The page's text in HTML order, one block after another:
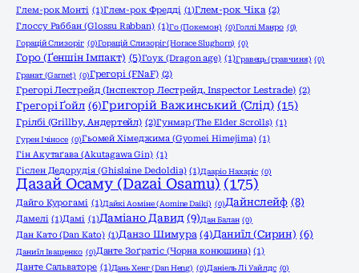
Глем-рок Монті (1)Глем-рок Фредді (1)Глем-рок Чіка (2)
Глоссу Раббан (Glossu Rabban) (1)Го (Покемон) (0)Голлі Манро (0)
Горацій Слизоріг (0)Горацій Слизоріг (Horace Slughorn) (0)
Горо (Ґеншін Імпакт) (5)Гоук (Dragon age) (1)Гравець (гравчиня) (0)
Гранат (Garnet) (0)Грегорі (FNaF) (2)
Грегорі Лестрейд (Інспектор Лестрейд, Inspector Lestrade) (2)
Грегорі Ґойл (6)Григорій Важинський (Слід) (15)
Грілбі (Grillby, Андертейл) (2)Гунмар (The Elder Scrolls) (1)
Гурен Ічіносе (0)Гьомей Хімеджима (Gyomei Himejima) (1)
Гін Акутаґава (Akutagawa Gin) (1)
Гіслен Дедорудія (Ghislaine Dedoldia) (1)Дааріо Нахаріс (0)
Дазай Осаму (Dazai Osamu) (175)
Дайго Курогамі (1)Дайкі Аоміне (Aomine Daiki) (0)Дайнслейф (8)
Дамелі (1)Дамі (1)Даміано Давид (9)Дан Балан (0)
Дан Като (Dan Katо) (1)Данзо Шимура (4)Даниїл (Сирин) (6)
Даниїл Іващенко (0)Данте Зоґратіс (Чорна конюшина) (1)
Данте Сальваторе (1)Дань Хенг (Dan Heng) (0)Даніель Лі Уайлдс (0)